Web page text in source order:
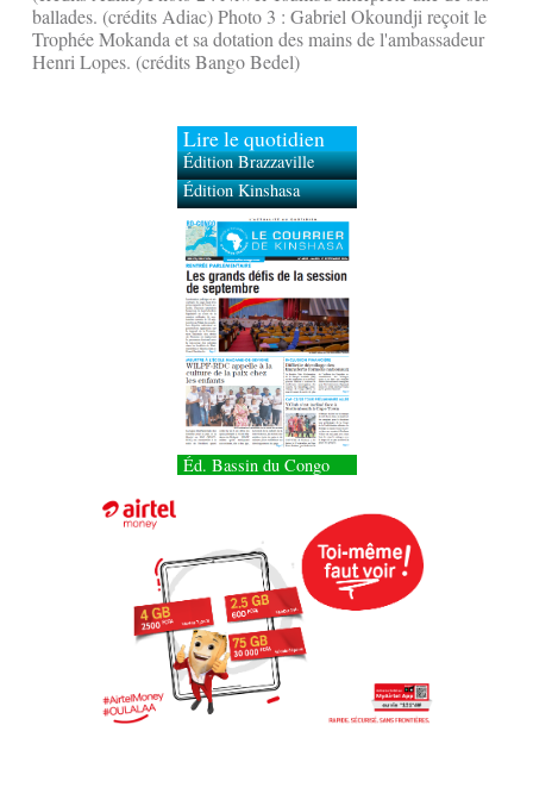
ballades. (crédits Adiac) Photo 3 : Gabriel Okoundji reçoit le
Trophée Mokanda et sa dotation des mains de l'ambassadeur
Henri Lopes. (crédits Bango Bedel)
Lire le quotidien
Édition Brazzaville
Édition Kinshasa
Éd. Bassin du Congo